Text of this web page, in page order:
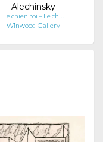
Alechinsky
Le chien roi – Le ch…
Winwood Gallery